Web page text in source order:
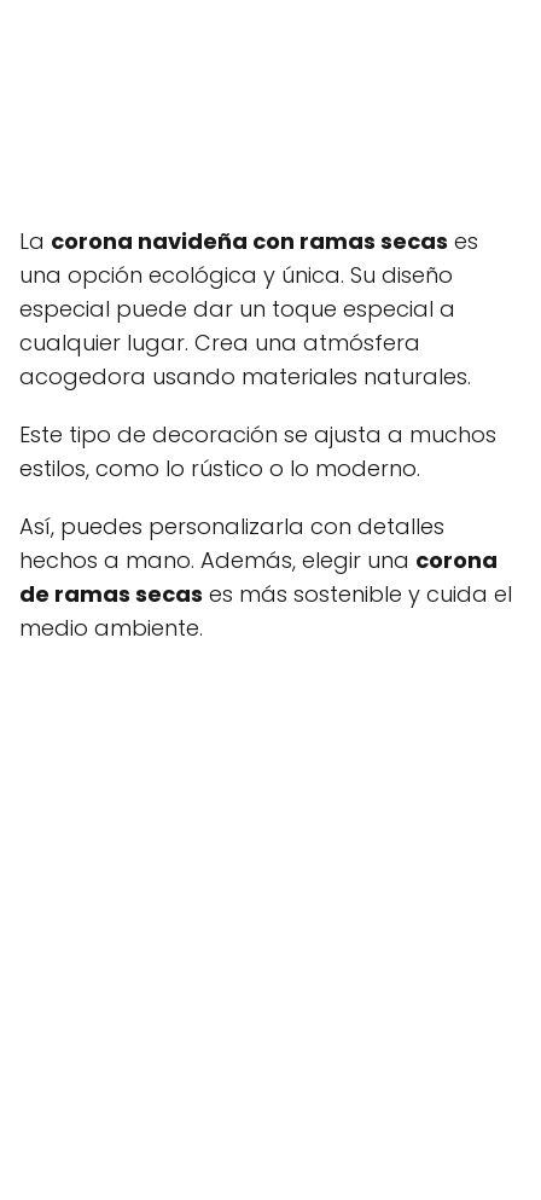
La corona navideña con ramas secas es
una opción ecológica y única. Su diseño
especial puede dar un toque especial a
cualquier lugar. Crea una atmósfera
acogedora usando materiales naturales.
Este tipo de decoración se ajusta a muchos
estilos, como lo rústico o lo moderno.
Así, puedes personalizarla con detalles
hechos a mano. Además, elegir una corona
de ramas secas es más sostenible y cuida el
medio ambiente.